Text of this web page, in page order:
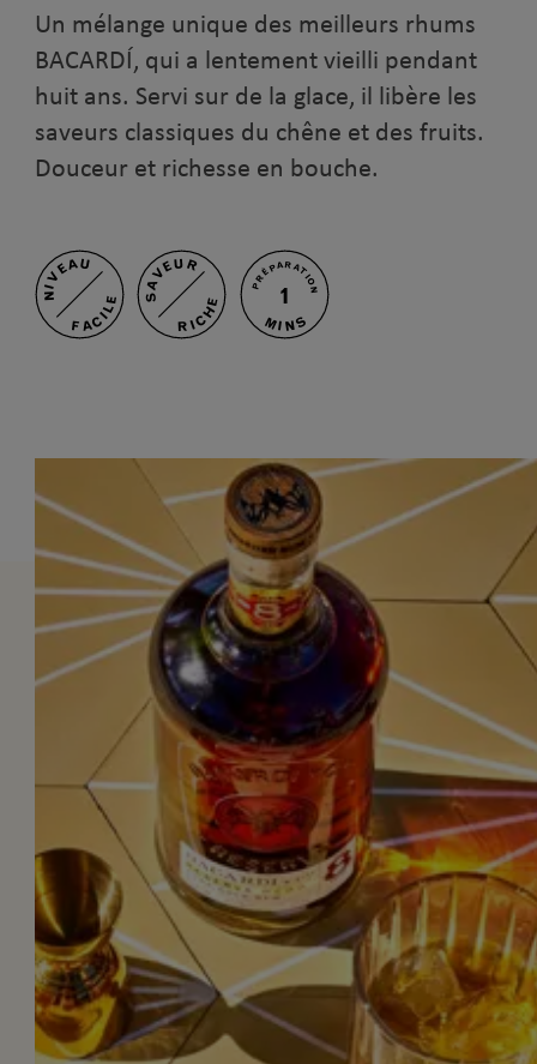
Un mélange unique des meilleurs rhums
BACARDÍ, qui a lentement vieilli pendant
huit ans. Servi sur de la glace, il libère les
saveurs classiques du chêne et des fruits.
Douceur et richesse en bouche.
NIVEAU
FACILE
SAVEUR
RICHE
PRÉPARATION
1
MINS